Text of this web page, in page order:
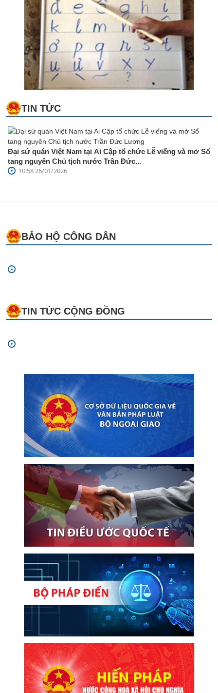
TIN TỨC
Đại sứ quán Việt Nam tại Ai Cập tổ chức Lễ viếng và mở Sổ
tang nguyên Chủ tịch nước Trần Đức...
10:58 26/01/2026
BẢO HỘ CÔNG DÂN
TIN TỨC CỘNG ĐỒNG